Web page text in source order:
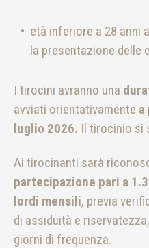
età inferiore a 28 anni
la presentazione delle
I tirocini avranno una
avviati orientativamente a
luglio 2026. Il tirocinio si
Ai tirocinanti sarà
partecipazione pari a
lordi mensili, previa
di assiduità e
giorni di frequenza.